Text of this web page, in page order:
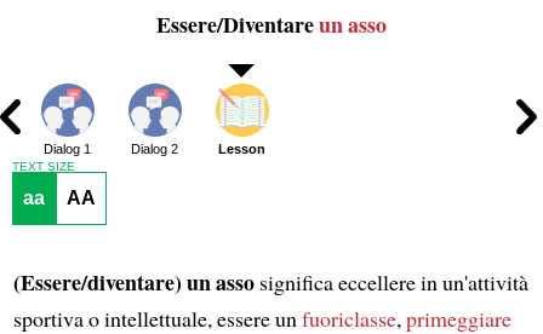
Essere/Diventareun asso
Dialog 1 Dialog 2 Lesson
TEXT SIZE
aa AA
(Essere/diventare) un assosignifica eccellere in un'attività
sportiva o intellettuale, essere un fuoriclasse, primeggiare